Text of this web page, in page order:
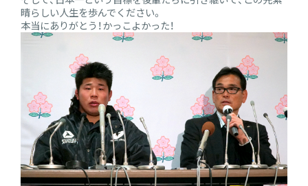
晴らしい人生を歩んでください。
本当にありがとう！かっこよかった！